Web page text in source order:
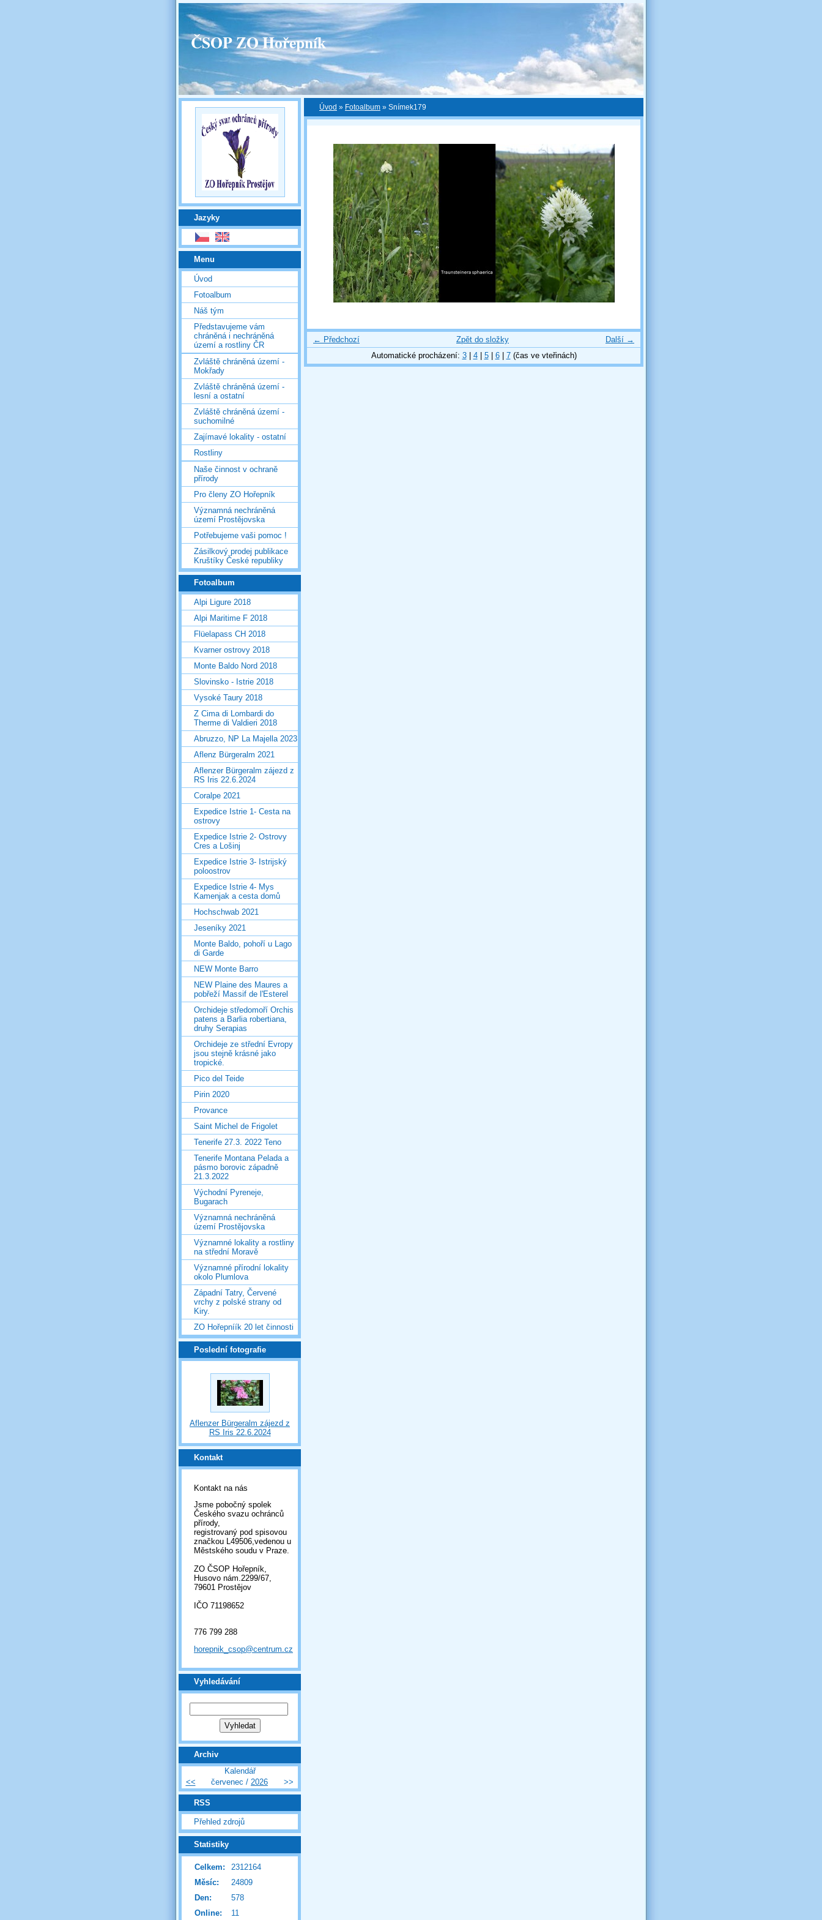
ČSOP ZO Hořepník
Úvod » Fotoalbum » Snímek179
← Předchozí Další →
Zpět do složky
Automatické procházení: 3| 4| 5| 6| 7(čas ve vteřinách)
Jazyky
Menu
Úvod
Fotoalbum
Náš tým
Představujeme vám
chráněná i nechráněná
území a rostliny ČR
Zvláště chráněná území -
Mokřady
Zvláště chráněná území -
lesní a ostatní
Zvláště chráněná území -
suchomilné
Zajímavé lokality - ostatní
Rostliny
Naše činnost v ochraně
přírody
Pro členy ZO Hořepník
Významná nechráněná
území Prostějovska
Potřebujeme vaši pomoc !
Zásilkový prodej publikace
Kruštíky České republiky
Fotoalbum
Alpi Ligure 2018
Alpi Maritime F 2018
Flüelapass CH 2018
Kvarner ostrovy 2018
Monte Baldo Nord 2018
Slovinsko - Istrie 2018
Vysoké Taury 2018
Z Cima di Lombardi do
Therme di Valdieri 2018
Abruzzo, NP La Majella 2023
Aflenz Bürgeralm 2021
Aflenzer Bürgeralm zájezd z
RS Iris 22.6.2024
Coralpe 2021
Expedice Istrie 1- Cesta na
ostrovy
Expedice Istrie 2- Ostrovy
Cres a Lošinj
Expedice Istrie 3- Istrijský
poloostrov
Expedice Istrie 4- Mys
Kamenjak a cesta domů
Hochschwab 2021
Jeseníky 2021
Monte Baldo, pohoří u Lago
di Garde
NEW Monte Barro
NEW Plaine des Maures a
pobřeží Massif de l'Esterel
Orchideje středomoří Orchis
patens a Barlia robertiana,
druhy Serapias
Orchideje ze střední Evropy
jsou stejně krásné jako
tropické.
Pico del Teide
Pirin 2020
Provance
Saint Michel de Frigolet
Tenerife 27.3. 2022 Teno
Tenerife Montana Pelada a
pásmo borovic západně
21.3.2022
Východní Pyreneje,
Bugarach
Významná nechráněná
území Prostějovska
Významné lokality a rostliny
na střední Moravě
Významné přírodní lokality
okolo Plumlova
Západní Tatry, Červené
vrchy z polské strany od
Kiry.
ZO Hořepníík 20 let činnosti
Poslední fotografie
Aflenzer Bürgeralm zájezd z
RS Iris 22.6.2024
Kontakt
Kontakt na nás
Jsme pobočný spolek
Českého svazu ochránců
přírody,
registrovaný pod spisovou
značkou L49506,vedenou u
Městského soudu v Praze.
ZO ČSOP Hořepník,
Husovo nám.2299/67,
79601 Prostějov
IČO 71198652
776 799 288
horepnik_csop@centrum.cz
Vyhledávání
Archiv
Kalendář
<<
červenec / 2026 >>
RSS
Přehled zdrojů
Statistiky
Online: 11
Celkem:
2312164
Měsíc:
24809
Den:
578